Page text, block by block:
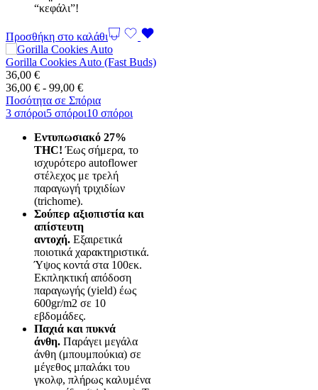
“κεφάλι”!
Προσθήκη στο καλάθι
Gorilla Cookies Auto (Fast Buds)
36,00 €
36,00 € - 99,00 €Εύρος
τιμών:
36,00 €
99,00 €
Ποσότητα σε Σπόρια
3 σπόροι5 σπόροι10 σπόροι
Εντυπωσιακό 27%
THC! Έως σήμερα, το
ισχυρότερο autoflower
στέλεχος με τρελή
παραγωγή τριχιδίων
(trichome).
Σούπερ αξιοπιστία και
απίστευτη
αντοχή. Εξαιρετικά
ποιοτικά χαρακτηριστικά.
Ύψος κοντά στα 100εκ.
Εκπληκτική απόδοση
παραγωγής (yield) έως
600gr/m2 σε 10
εβδομάδες.
Παχιά και πυκνά
άνθη. Παράγει μεγάλα
άνθη (μπουμπούκια) σε
μέγεθος μπαλάκι του
γκολφ, πλήρως καλυμένα